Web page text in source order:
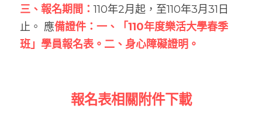
三、報名期間：110年2月起，至110年3月31日
止。 應備證件：一、「110年度樂活大學春季
班」學員報名表。二、身心障礙證明。
報名表相關附件下載